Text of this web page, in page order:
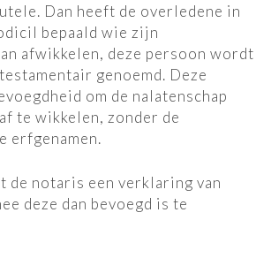
Dan heeft de overledene in
bepaald wie zijn
afwikkelen, deze persoon wordt
genoemd. Deze
om de nalatenschap
te wikkelen, zonder de
erfgenamen.
de notaris een verklaring van
deze dan bevoegd is te